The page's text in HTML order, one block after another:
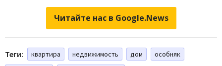
Читайте нас в Google.News
Теги: квартира недвижимость дом
особняк